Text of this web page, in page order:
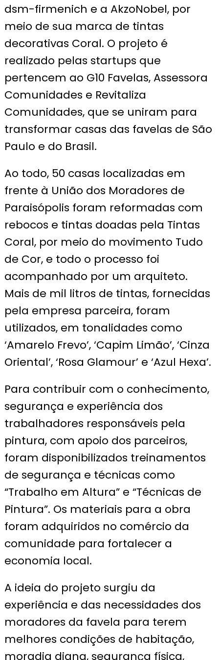
dsm-firmenich e a AkzoNobel, por
meio de sua marca de tintas
decorativas Coral. O projeto é
realizado pelas startups que
pertencem ao G10 Favelas, Assessora
Comunidades e Revitaliza
Comunidades, que se uniram para
transformar casas das favelas de São
Paulo e do Brasil.
Ao todo, 50 casas localizadas em
frente à União dos Moradores de
Paraisópolis foram reformadas com
rebocos e tintas doadas pela Tintas
Coral, por meio do movimento Tudo
de Cor, e todo o processo foi
acompanhado por um arquiteto.
Mais de mil litros de tintas, fornecidas
pela empresa parceira, foram
utilizados, em tonalidades como
‘Amarelo Frevo’, ‘Capim Limão’, ‘Cinza
Oriental’, ‘Rosa Glamour’ e ‘Azul Hexa’.
Para contribuir com o conhecimento,
segurança e experiência dos
trabalhadores responsáveis pela
pintura, com apoio dos parceiros,
foram disponibilizados treinamentos
de segurança e técnicas como
“Trabalho em Altura” e “Técnicas de
Pintura”. Os materiais para a obra
foram adquiridos no comércio da
comunidade para fortalecer a
economia local.
A ideia do projeto surgiu da
experiência e das necessidades dos
moradores da favela para terem
melhores condições de habitação,
moradia digna, segurança física,